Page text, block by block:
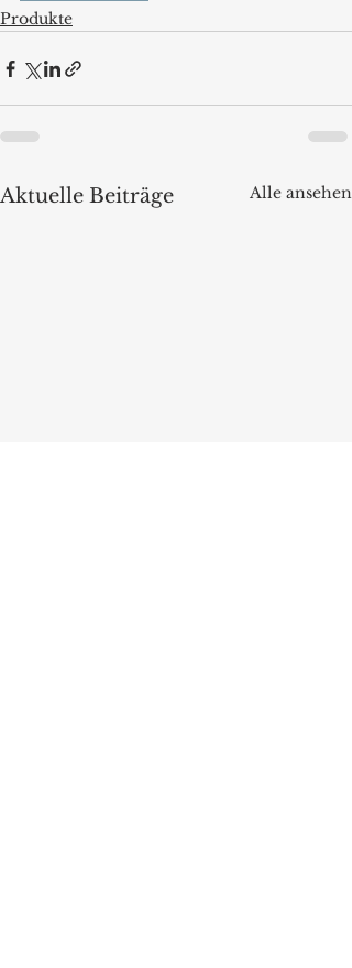
Produkte
Aktuelle Beiträge Alle ansehen